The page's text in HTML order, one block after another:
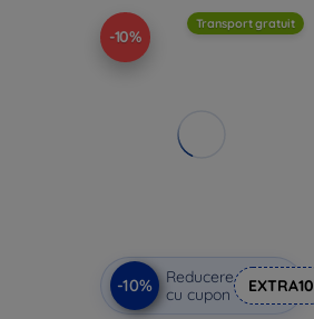
-10%
Transport gratuit
-10%
Reducere
cu cupon
EXTRA10